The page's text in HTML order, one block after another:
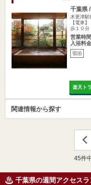
千葉県
木更津駅
【電車
歩１０
営業時間
入浴料
宿泊
楽天ト
関連情報から探す
45件
千葉県の週間アクセス